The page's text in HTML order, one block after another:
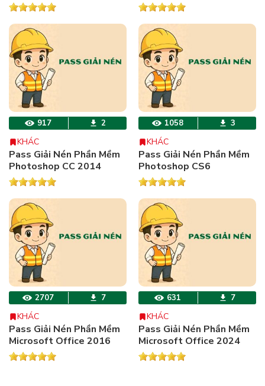
917 2
KHÁC
Pass Giải Nén Phần Mềm
Photoshop CC 2014
1058 3
KHÁC
Pass Giải Nén Phần Mềm
Photoshop CS6
2707 7
KHÁC
Pass Giải Nén Phần Mềm
Microsoft Office 2016
631 7
KHÁC
Pass Giải Nén Phần Mềm
Microsoft Office 2024